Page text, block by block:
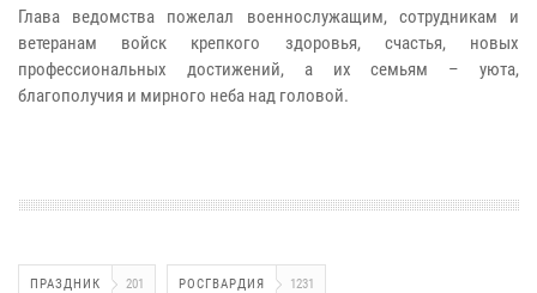
Глава ведомства пожелал военнослужащим, сотрудникам и
ветеранам войск крепкого здоровья, счастья, новых
профессиональных достижений, а их семьям – уюта,
благополучия и мирного неба над головой.
ПРАЗДНИК 201 РОСГВАРДИЯ 1231